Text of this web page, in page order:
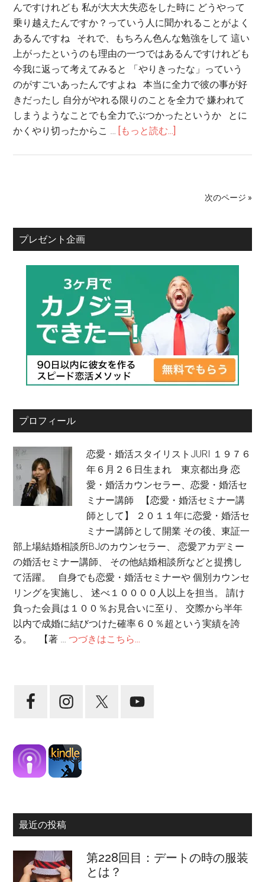
んですけれども 私が大大大失恋をした時に どうやって
乗り越えたんですか？っていう人に聞かれることがよく
あるんですね それで、もちろん色んな勉強をして 這い
上がったというのも理由の一つではあるんですけれども
今我に返って考えてみると 「やりきったな」っていう
のがすごいあったんですよね 本当に全力で彼の事が好
きだったし 自分がやれる限りのことを全力で 嫌われて
しまうようなことでも全力でぶつかったというか とに
かくやり切ったからこ … [もっと読む...]
次のページ »
プレゼント企画
プロフィール
恋愛・婚活スタイリストJURI １９７６
年６月２６日生まれ 東京都出身 恋
愛・婚活カウンセラー、恋愛・婚活セ
ミナー講師 【恋愛・婚活セミナー講
師として】 ２０１１年に恋愛・婚活セ
ミナー講師として開業 その後、東証一
部上場結婚相談所BJのカウンセラー、 恋愛アカデミー
の婚活セミナー講師、 その他結婚相談所などと提携し
て活躍。 自身でも恋愛・婚活セミナーや 個別カウンセ
リングを実施し、 述べ１００００人以上を担当。 請け
負った会員は１００％お見合いに至り、 交際から半年
以内で成婚に結びつけた確率６０％超という実績を誇
る。 【著 …つづきはこちら...
最近の投稿
第228回目：デートの時の服装
とは？